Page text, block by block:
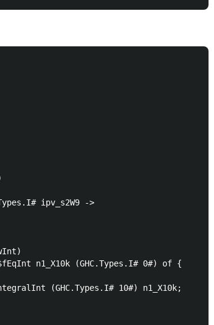
ipv_s2W9 ->
n1_X10k (GHC.Types.I# 0#) of {
(GHC.Types.I# 10#) n1_X10k;